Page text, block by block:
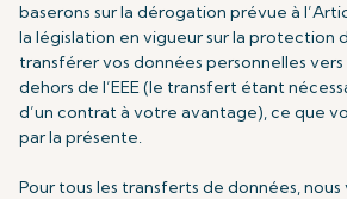
baserons sur la dérogation prévue à
la législation en vigueur sur la protection
transférer vos données personnelles
dehors de l’EEE (le transfert étant
d’un contrat à votre avantage), ce que
par la présente.
Pour tous les transferts de données, nous